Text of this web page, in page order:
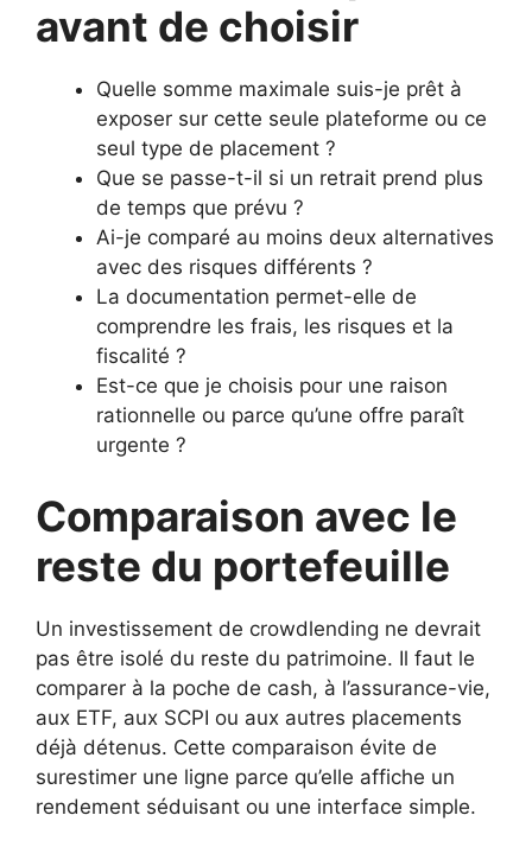
avant de choisir
Quelle somme maximale suis-je prêt à
exposer sur cette seule plateforme ou ce
seul type de placement ?
Que se passe-t-il si un retrait prend plus
de temps que prévu ?
Ai-je comparé au moins deux alternatives
avec des risques différents ?
La documentation permet-elle de
comprendre les frais, les risques et la
fiscalité ?
Est-ce que je choisis pour une raison
rationnelle ou parce qu’une offre paraît
urgente ?
Comparaison avec le
reste du portefeuille
Un investissement de crowdlending ne devrait
pas être isolé du reste du patrimoine. Il faut le
comparer à la poche de cash, à l’assurance-vie,
aux ETF, aux SCPI ou aux autres placements
déjà détenus. Cette comparaison évite de
surestimer une ligne parce qu’elle affiche un
rendement séduisant ou une interface simple.